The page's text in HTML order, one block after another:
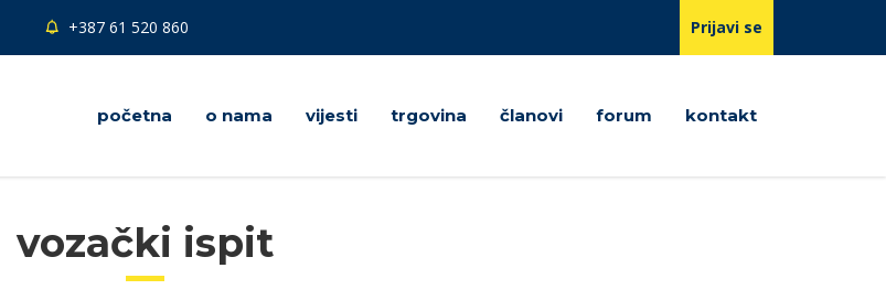
+387 61 520 860 Prijavi se
početna o nama vijesti trgovina članovi forum kontakt
vozački ispit